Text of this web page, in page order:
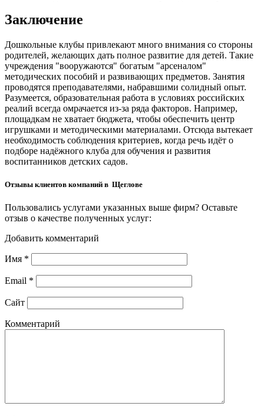
Заключение
Дошкольные клубы привлекают много внимания со стороны
родителей, желающих дать полное развитие для детей. Такие
учреждения "вооружаются" богатым "арсеналом"
методических пособий и развивающих предметов. Занятия
проводятся преподавателями, набравшими солидный опыт.
Разумеется, образовательная работа в условиях российских
реалий всегда омрачается из-за ряда факторов. Например,
площадкам не хватает бюджета, чтобы обеспечить центр
игрушками и методическими материалами. Отсюда вытекает
необходимость соблюдения критериев, когда речь идёт о
подборе надёжного клуба для обучения и развития
воспитанников детских садов.
Отзывы клиентов компаний в Щеглове
Пользовались услугами указанных выше фирм? Оставьте
отзыв о качестве полученных услуг:
Добавить комментарий
Имя *
Email *
Сайт
Комментарий